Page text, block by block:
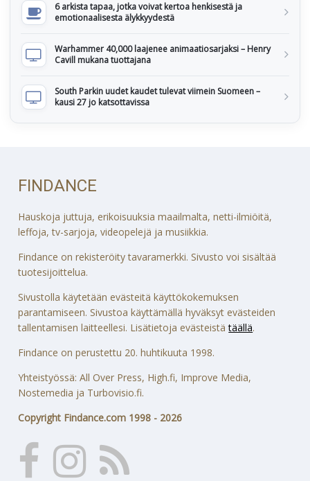
6 arkista tapaa, jotka voivat kertoa henkisestä ja
emotionaalisesta älykkyydestä
Warhammer 40,000 laajenee animaatiosarjaksi – Henry
Cavill mukana tuottajana
South Parkin uudet kaudet tulevat viimein Suomeen –
kausi 27 jo katsottavissa
FINDANCE
Hauskoja juttuja, erikoisuuksia maailmalta, netti-ilmiöitä,
leffoja, tv-sarjoja, videopelejä ja musiikkia.
Findance on rekisteröity tavaramerkki. Sivusto voi sisältää
tuotesijoittelua.
Sivustolla käytetään evästeitä käyttökokemuksen
parantamiseen. Sivustoa käyttämällä hyväksyt evästeiden
tallentamisen laitteellesi. Lisätietoja evästeistätäällä.
Findance on perustettu 20. huhtikuuta 1998.
Yhteistyössä: All Over Press, High.fi, Improve Media,
Nostemedia ja Turbovisio.fi.
Copyright Findance.com 1998 - 2026